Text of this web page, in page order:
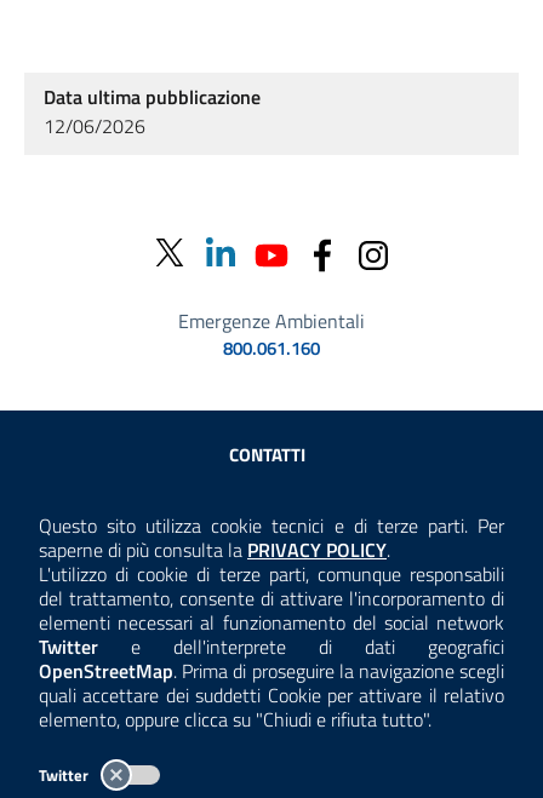
Questo sito utilizza cookie tecnici e di terze parti. Per
saperne di più consulta la Consulta la
PRIVACY POLICY.
L'utilizzo di cookie di terze parti, comunque responsabili
del trattamento, consente di attivare l'incorporamento di
elementi necessari al funzionamento del social network
Twitter e dell'interprete di dati geografici
OpenStreetMap. Prima di proseguire la navigazione scegli
quali accettare dei suddetti Cookie per attivare il relativo
elemento, oppure clicca su "Chiudi e rifiuta tutto".
Twitter
Data ultima pubblicazione
12/06/2026
Emergenze Ambientali
800.061.160
Sezione Link Utili
CONTATTI
ANTICORRUZIONE
ACCESSIBILITÀ
COOKIE E PRIVACY
TEMI A-Z